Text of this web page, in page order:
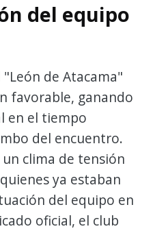
del equipo
de Atacama"
favorable, ganando
en el tiempo
del encuentro.
clima de tensión
ya estaban
del equipo en
oficial, el club